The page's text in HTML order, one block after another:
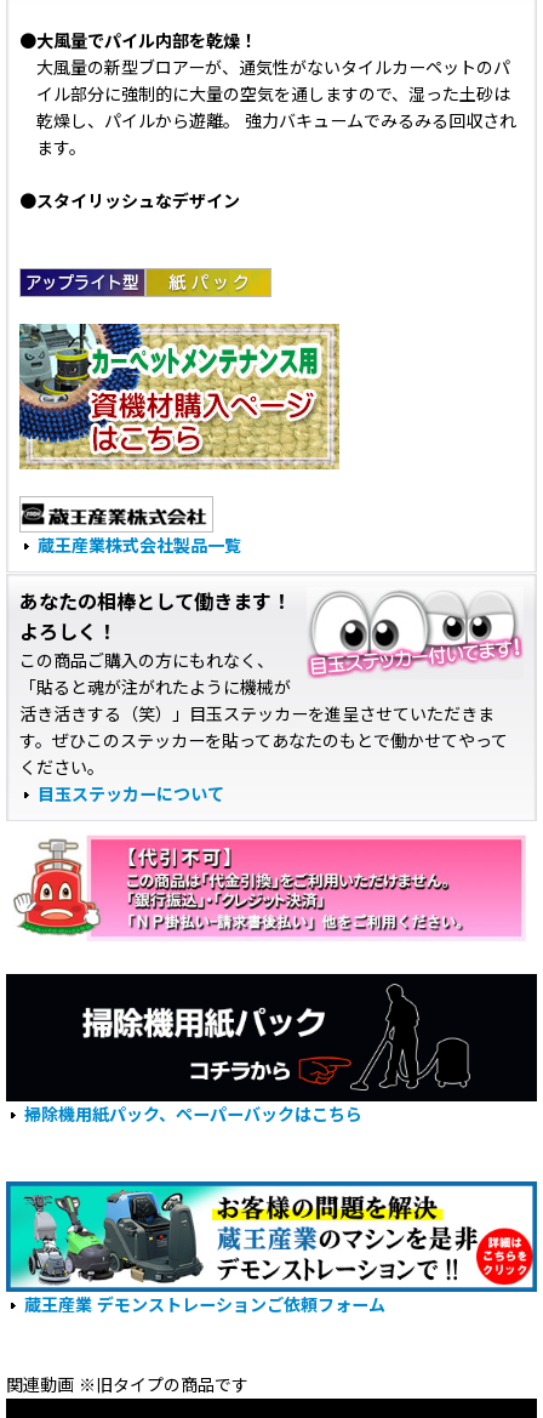
●大風量でパイル内部を乾燥！
大風量の新型ブロアーが、通気性がないタイルカーペットのパ
イル部分に強制的に大量の空気を通しますので、湿った土砂は
乾燥し、パイルから遊離。 強力バキュームでみるみる回収され
ます。
●スタイリッシュなデザイン
蔵王産業株式会社製品一覧
あなたの相棒として働きます！
よろしく！
この商品ご購入の方にもれなく、
「貼ると魂が注がれたように機械が
活き活きする（笑）」目玉ステッカーを進呈させていただきま
す。ぜひこのステッカーを貼ってあなたのもとで働かせてやって
ください。
目玉ステッカーについて
掃除機用紙パック、ペーパーバックはこちら
蔵王産業 デモンストレーションご依頼フォーム
関連動画 ※旧タイプの商品です